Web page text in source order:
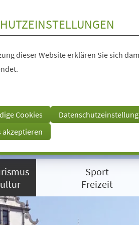
dieser Website erklären Sie sich
Cookies
akzeptieren
Sport
Freizeit